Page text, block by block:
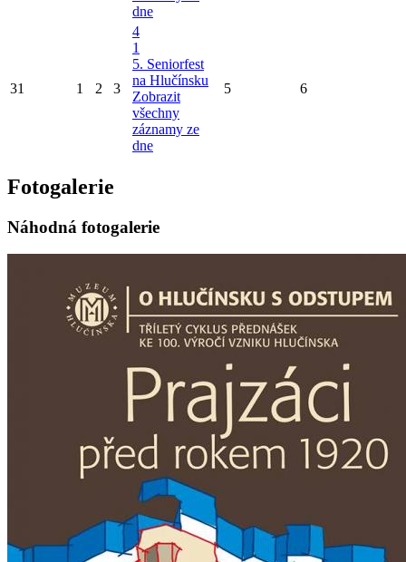
dne
31 1 2 3
4
1
5. Seniorfest
na Hlučínsku
Zobrazit
všechny
záznamy ze
dne
5 6
Fotogalerie
Náhodná fotogalerie